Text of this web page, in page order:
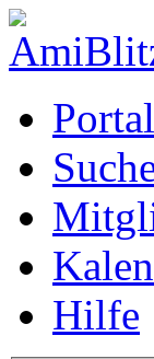
Portal
Hilfe